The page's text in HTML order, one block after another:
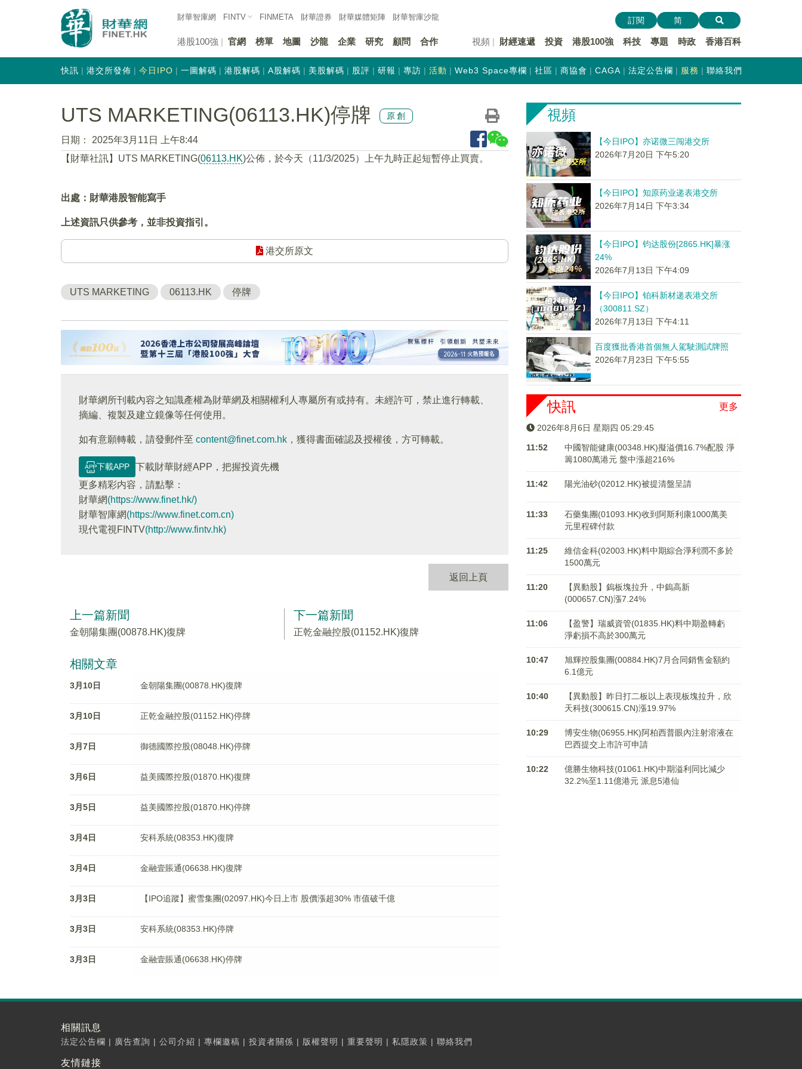
財華智庫網 FINTV FINMETA 財華證券 財華媒體矩陣 財華智庫沙龍
港股100強 官網 榜單 地圖 沙龍 企業 研究 顧問 合作 視頻 財經速遞 投資 港股100強 科技 專題 時政 香港百科
訂閱 简
快訊 港交所發佈 今日IPO 一圖解碼 港股解碼 A股解碼 美股解碼 股評 研報 專訪 活動 Web3 Space專欄 社區 商協會 CAGA 法定公告欄 服務 聯絡我們
UTS MARKETING(06113.HK)停牌 原創
日期：
2025年3月11日 上午8:44
【財華社訊】UTS MARKETING(06113.HK)公佈，於今天（11/3/2025）上午九時正起短暫停止買賣。
出處：財華港股智能寫手
上述資訊只供參考，並非投資指引。
港交所原文
UTS MARKETING 06113.HK 停牌
財華網所刊載內容之知識產權為財華網及相關權利人專屬所有或持有。未經許可，禁止進行轉載、
摘編、複製及建立鏡像等任何使用。
如有意願轉載，請發郵件至 content@finet.com.hk ，獲得書面確認及授權後，方可轉載。
下載APP
下載財華財經APP，把握投資先機
更多精彩内容，請點擊：
財華網(https://www.finet.hk/)
財華智庫網(https://www.finet.com.cn)
現代電視FINTV(http://www.fintv.hk)
返回上頁
上一篇新聞
金朝陽集團(00878.HK)復牌
下一篇新聞
正乾金融控股(01152.HK)復牌
相關文章
3月10日 金朝陽集團(00878.HK)復牌
3月10日 正乾金融控股(01152.HK)停牌
3月7日 御德國際控股(08048.HK)停牌
3月6日 益美國際控股(01870.HK)復牌
3月5日 益美國際控股(01870.HK)停牌
3月4日 安科系統(08353.HK)復牌
3月4日 金融壹賬通(06638.HK)復牌
3月3日 【IPO追蹤】蜜雪集團(02097.HK)今日上市 股價漲超30% 市值破千億
3月3日 安科系統(08353.HK)停牌
3月3日 金融壹賬通(06638.HK)停牌
視頻
【今日IPO】亦诺微三闯港交所
2026年7月20日 下午5:20
【今日IPO】知原药业递表港交所
2026年7月14日 下午3:34
【今日IPO】钧达股份[2865.HK]暴涨
24%
2026年7月13日 下午4:09
【今日IPO】铂科新材递表港交所
（300811.SZ）
2026年7月13日 下午4:11
百度獲批香港首個無人駕駛測試牌照
2026年7月23日 下午5:55
更多
快訊
2026年8月6日 星期四 05:29:46
11:52
中國智能健康(00348.HK)擬溢價16.7%配股 淨
籌1080萬港元 ​​​​​​​盤中漲超216%
11:42 陽光油砂(02012.HK)被提清盤呈請
11:33
石藥集團(01093.HK)收到阿斯利康1000萬美
元里程碑付款
11:25
維信金科(02003.HK)料中期綜合淨利潤不多於
1500萬元
11:20
【異動股】鎢板塊拉升，中鎢高新
(000657.CN)漲7.24%
11:06
【盈警】瑞威資管(01835.HK)料中期盈轉虧
淨虧損不高於300萬元
10:47
旭輝控股集團(00884.HK)7月合同銷售金額約
6.1億元
10:40
【異動股】昨日打二板以上表現板塊拉升，欣
天科技(300615.CN)漲19.97%
10:29
博安生物(06955.HK)阿柏西普眼內注射溶液在
巴西提交上市許可申請
10:22
億勝生物科技(01061.HK)中期溢利同比減少
32.2%至1.11億港元 派息5港仙
相關訊息
法定公告欄 | 廣告查詢 | 公司介紹 | 專欄邀稿 | 投資者關係 | 版權聲明 | 重要聲明 | 私隱政策 | 聯絡我們
友情鏈接